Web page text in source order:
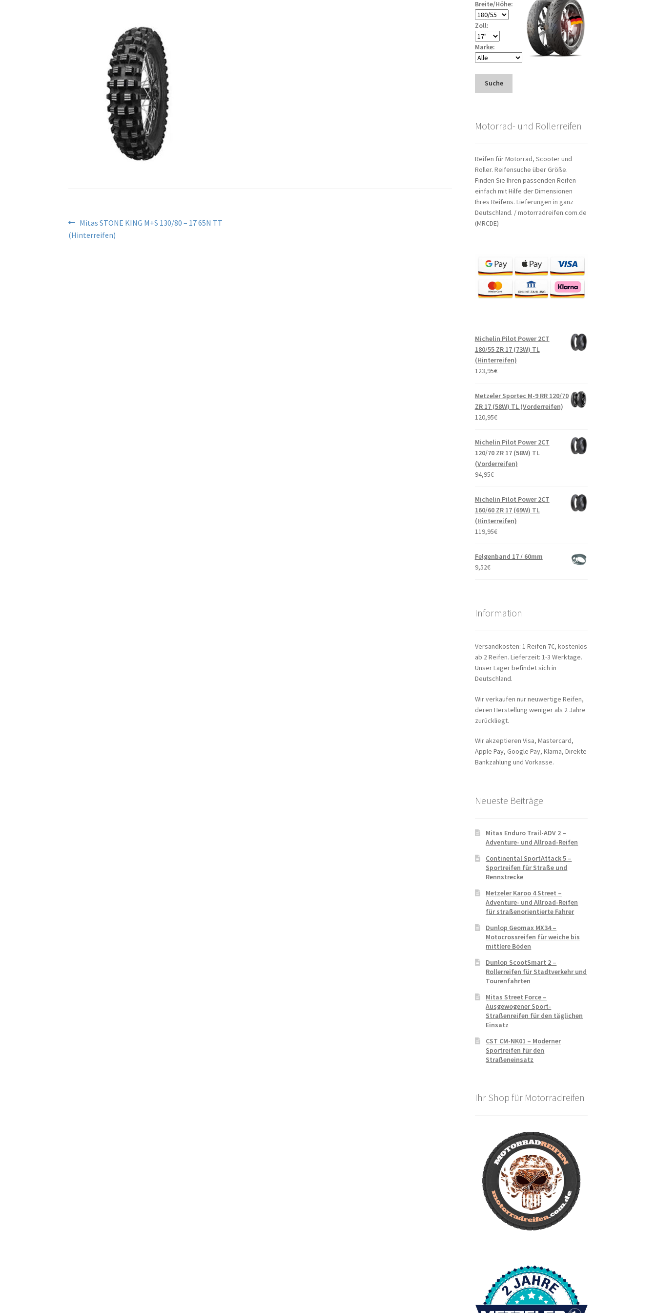
Beitragsnavigation
Vorheriger
Beitrag:
Mitas STONE KING M+S 130/80 – 17 65N TT
(Hinterreifen)
Breite/Höhe:
Zoll:
Marke:
Suche
Motorrad- und Rollerreifen
Reifen für Motorrad, Scooter und
Roller. Reifensuche über Größe.
Finden Sie Ihren passenden Reifen
einfach mit Hilfe der Dimensionen
Ihres Reifens. Lieferungen in ganz
Deutschland. / motorradreifen.com.de
(MRCDE)
Michelin Pilot Power 2CT
180/55 ZR 17 (73W) TL
(Hinterreifen)
123,95€
Metzeler Sportec M-9 RR 120/70
ZR 17 (58W) TL (Vorderreifen)
120,95€
Michelin Pilot Power 2CT
120/70 ZR 17 (58W) TL
(Vorderreifen)
94,95€
Michelin Pilot Power 2CT
160/60 ZR 17 (69W) TL
(Hinterreifen)
119,95€
Felgenband 17 / 60mm
9,52€
Information
Versandkosten: 1 Reifen 7€, kostenlos
ab 2 Reifen. Lieferzeit: 1-3 Werktage.
Unser Lager befindet sich in
Deutschland.
Wir verkaufen nur neuwertige Reifen,
deren Herstellung weniger als 2 Jahre
zurückliegt.
Wir akzeptieren Visa, Mastercard,
Apple Pay, Google Pay, Klarna, Direkte
Bankzahlung und Vorkasse.
Neueste Beiträge
Mitas Enduro Trail-ADV 2 –
Adventure- und Allroad-Reifen
Continental SportAttack 5 –
Sportreifen für Straße und
Rennstrecke
Metzeler Karoo 4 Street –
Adventure- und Allroad-Reifen
für straßenorientierte Fahrer
Dunlop Geomax MX34 –
Motocrossreifen für weiche bis
mittlere Böden
Dunlop ScootSmart 2 –
Rollerreifen für Stadtverkehr und
Tourenfahrten
Mitas Street Force –
Ausgewogener Sport-
Straßenreifen für den täglichen
Einsatz
CST CM-NK01 – Moderner
Sportreifen für den
Straßeneinsatz
Ihr Shop für Motorradreifen